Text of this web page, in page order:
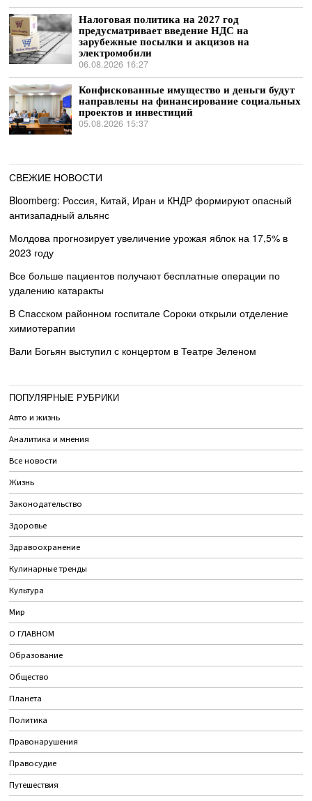
Налоговая политика на 2027 год
предусматривает введение НДС на
зарубежные посылки и акцизов на
электромобили
06.08.2026 16:27
Конфискованные имущество и деньги будут
направлены на финансирование социальных
проектов и инвестиций
05.08.2026 15:37
СВЕЖИЕ НОВОСТИ
Bloomberg: Россия, Китай, Иран и КНДР формируют опасный
антизападный альянс
Молдова прогнозирует увеличение урожая яблок на 17,5% в
2023 году
Все больше пациентов получают бесплатные операции по
удалению катаракты
В Спасском районном госпитале Сороки открыли отделение
химиотерапии
Вали Богьян выступил с концертом в Театре Зеленом
ПОПУЛЯРНЫЕ РУБРИКИ
Авто и жизнь
Аналитика и мнения
Все новости
Жизнь
Законодательство
Здоровье
Здравоохранение
Кулинарные тренды
Культура
Мир
О ГЛАВНОМ
Образование
Общество
Планета
Политика
Правонарушения
Правосудие
Путешествия